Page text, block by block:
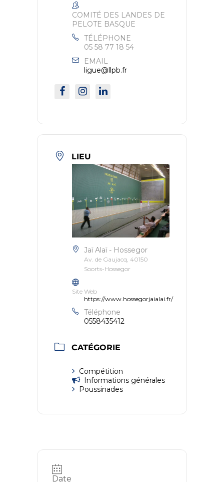
COMITÉ DES LANDES DE
PELOTE BASQUE
TÉLÉPHONE
05 58 77 18 54
EMAIL
ligue@llpb.fr
LIEU
Jaï Alaï - Hossegor
Av. de Gaujacq, 40150
Soorts-Hossegor
Site Web
https://www.hossegorjaialai.fr/
Téléphone
0558435412
CATÉGORIE
Compétition
Informations générales
Poussinades
Date